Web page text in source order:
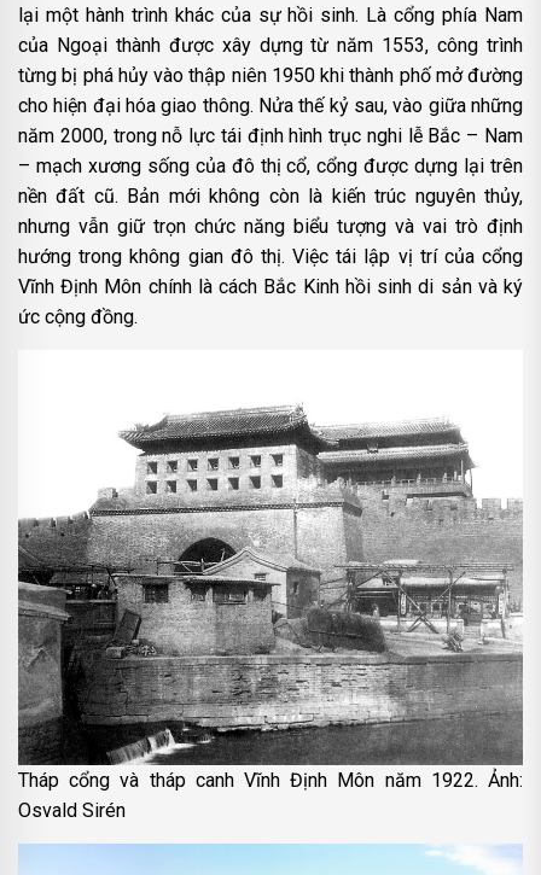
lại một hành trình khác của sự hồi sinh. Là cổng phía Nam
của Ngoại thành được xây dựng từ năm 1553, công trình
từng bị phá hủy vào thập niên 1950 khi thành phố mở đường
cho hiện đại hóa giao thông. Nửa thế kỷ sau, vào giữa những
năm 2000, trong nỗ lực tái định hình trục nghi lễ Bắc – Nam
– mạch xương sống của đô thị cổ, cổng được dựng lại trên
nền đất cũ. Bản mới không còn là kiến trúc nguyên thủy,
nhưng vẫn giữ trọn chức năng biểu tượng và vai trò định
hướng trong không gian đô thị. Việc tái lập vị trí của cổng
Vĩnh Định Môn chính là cách Bắc Kinh hồi sinh di sản và ký
ức cộng đồng.
Tháp cổng và tháp canh Vĩnh Định Môn năm 1922. Ảnh:
Osvald Sirén